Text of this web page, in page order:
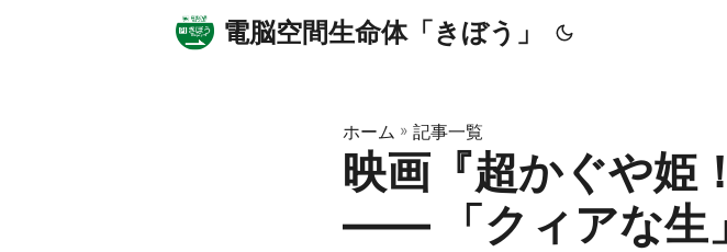
電脳空間生命体「きぼう」
ホーム » 記事一覧
映画『超かぐや姫
―― 「クィアな生